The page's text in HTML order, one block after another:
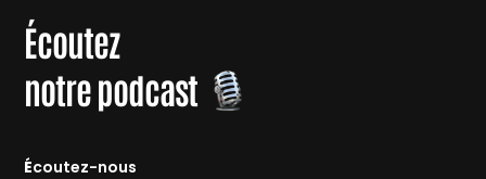
Écoutez
notre podcast
Écoutez-nous